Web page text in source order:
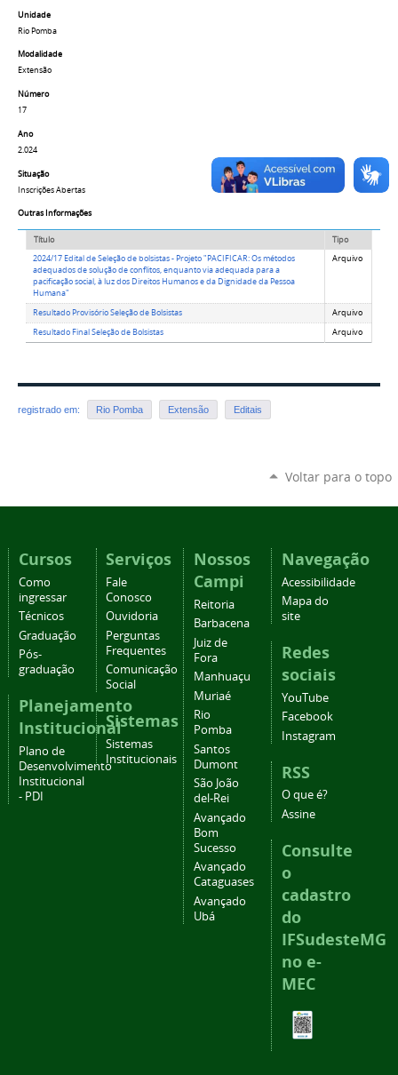
Unidade
Rio Pomba
Modalidade
Extensão
Número
17
Ano
2.024
Situação
Inscrições Abertas
Outras Informações
Título
Tipo
2024/17 Edital de Seleção de bolsistas - Projeto "PACIFICAR: Os métodos
adequados de solução de conflitos, enquanto via adequada para a
pacificação social, à luz dos Direitos Humanos e da Dignidade da Pessoa
Humana"
Arquivo
Resultado Provisório Seleção de Bolsistas
Arquivo
Resultado Final Seleção de Bolsistas
Arquivo
registrado em: Rio Pomba Extensão Editais
Voltar para o topo
Cursos
Como
ingressar
Técnicos
Graduação
Pós-
graduação
Planejamento
Institucional
Plano de
Desenvolvimento
Institucional
- PDI
Serviços
Fale
Conosco
Ouvidoria
Perguntas
Frequentes
Comunicação
Social
Sistemas
Sistemas
Institucionais
Nossos
Campi
Reitoria
Barbacena
Juiz de
Fora
Manhuaçu
Muriaé
Rio
Pomba
Santos
Dumont
São João
del-Rei
Avançado
Bom
Sucesso
Avançado
Cataguases
Avançado
Ubá
Navegação
Acessibilidade
Mapa do
site
Redes
sociais
YouTube
Facebook
Instagram
RSS
O que é?
Assine
Consulte
o
cadastro
do
IFSudesteMG
no e-
MEC